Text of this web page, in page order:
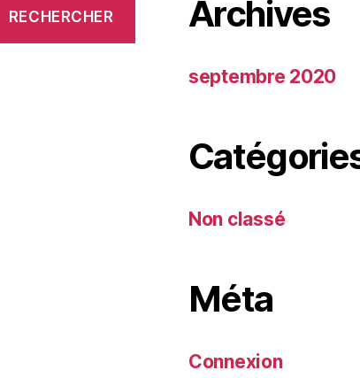
Archives
septembre 2020
Non classé
Méta
Connexion